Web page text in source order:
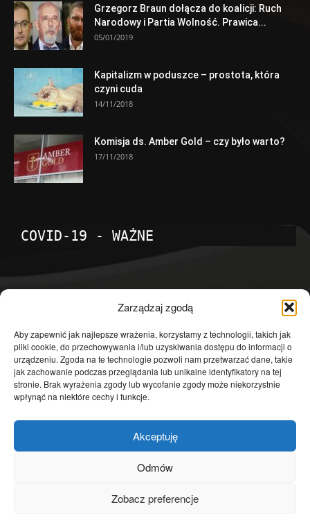
Zarządzaj zgodą
Aby zapewnić jak najlepsze wrażenia, korzystamy z technologii, takich jak
pliki cookie, do przechowywania i/lub uzyskiwania dostępu do informacji o
urządzeniu. Zgoda na te technologie pozwoli nam przetwarzać dane, takie
jak zachowanie podczas przeglądania lub unikalne identyfikatory na tej
stronie. Brak wyrażenia zgody lub wycofanie zgody może niekorzystnie
wpłynąć na niektóre cechy i funkcje.
Akceptuję
Odmów
Zobacz preferencje
Grzegorz Braun dołącza do koalicji: Ruch
Narodowy i Partia Wolność. Prawica...
05/01/2019
Kapitalizm w poduszce – prostota, która
czyni cuda
14/11/2018
Komisja ds. Amber Gold – czy było warto?
17/11/2018
COVID-19 - WAŻNE
Temat dnia
4601
Publicystyka
4363
Polityka
3639
Polska
Społeczeństwo
2823